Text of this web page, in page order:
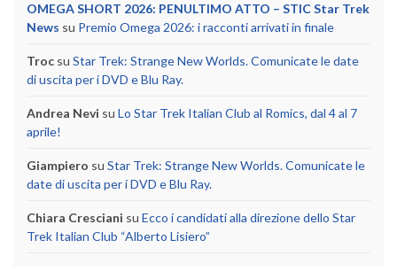
OMEGA SHORT 2026: PENULTIMO ATTO – STIC Star Trek
News su Premio Omega 2026: i racconti arrivati in finale
Troc su Star Trek: Strange New Worlds. Comunicate le date
di uscita per i DVD e Blu Ray.
Andrea Nevi su Lo Star Trek Italian Club al Romics, dal 4 al 7
aprile!
Giampiero su Star Trek: Strange New Worlds. Comunicate le
date di uscita per i DVD e Blu Ray.
Chiara Cresciani su Ecco i candidati alla direzione dello Star
Trek Italian Club “Alberto Lisiero”